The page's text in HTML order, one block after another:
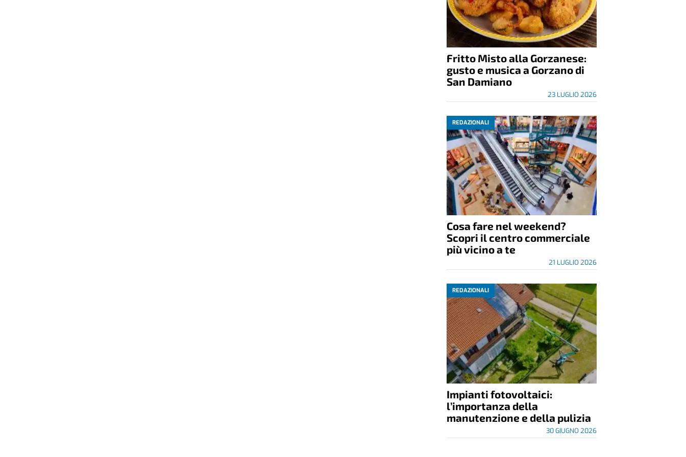
Fritto Misto alla Gorzanese:
gusto e musica a Gorzano di
San Damiano
23 LUGLIO 2026
REDAZIONALI
Cosa fare nel weekend?
Scopri il centro commerciale
più vicino a te
21 LUGLIO 2026
REDAZIONALI
Impianti fotovoltaici:
l’importanza della
manutenzione e della pulizia
30 GIUGNO 2026